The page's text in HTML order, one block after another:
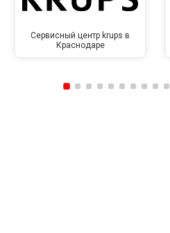
Сервисный центр krups в
Краснодаре